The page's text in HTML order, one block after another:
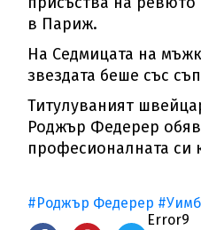
в Париж.
На Седмицата на
звездата беше със
Титулуваният
Роджър Федерер
професионалната си
#Роджър Федерер
Error9